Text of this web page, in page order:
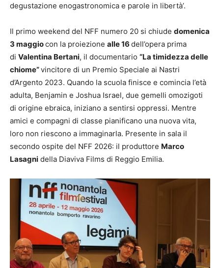
degustazione enogastronomica e parole in libertà’.
Il primo weekend del NFF numero 20 si chiude domenica
3 maggiocon la proiezione alle 16 dell’opera prima
di Valentina Bertani, il documentario “La timidezza delle
chiome”vincitore di un Premio Speciale ai Nastri
d’Argento 2023. Quando la scuola finisce e comincia l’età
adulta, Benjamin e Joshua Israel, due gemelli omozigoti
di origine ebraica, iniziano a sentirsi oppressi. Mentre
amici e compagni di classe pianificano una nuova vita,
loro non riescono a immaginarla. Presente in sala il
secondo ospite del NFF 2026: il produttore Marco
Lasagni della Diaviva Films di Reggio Emilia.